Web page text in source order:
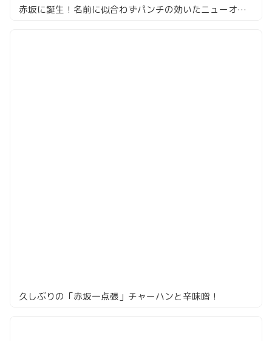
赤坂に誕生！名前に似合わずパンチの効いたニューオープンのラーメン店「みづ菜」
久しぶりの「赤坂一点張」チャーハンと辛味噌！